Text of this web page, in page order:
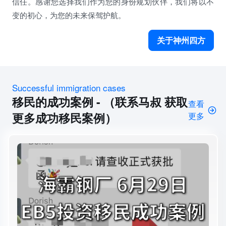
变的初心，为您的未来保驾护航。
关于神州四方
Successful immigration cases
移民的成功案例 - （联系马叔 获取
更多成功移民案例）
查看
更多